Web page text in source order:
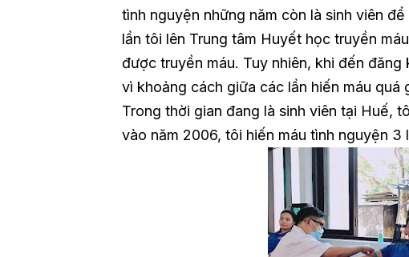
tình nguyện những năm còn là sinh viên
lần tôi lên Trung tâm Huyết học truyền
được truyền máu. Tuy nhiên, khi đến
vì khoảng cách giữa các lần hiến máu quá
Trong thời gian đang là sinh viên tại Huế,
vào năm 2006, tôi hiến máu tình nguyện 3